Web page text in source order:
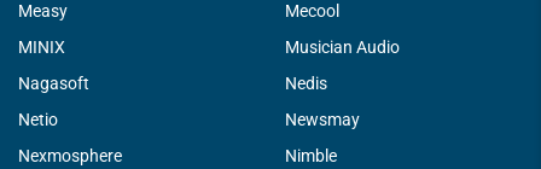
Measy
Mecool
MINIX
Musician Audio
Nagasoft
Nedis
Netio
Newsmay
Nexmosphere
Nimble